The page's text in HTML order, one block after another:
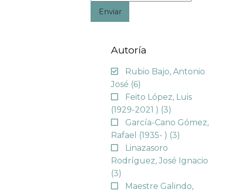
Enviar
Autoría
Rubio Bajo, Antonio
José (6)
Feito López, Luis
(1929-2021 ) (3)
García-Cano Gómez,
Rafael (1935- ) (3)
Linazasoro
Rodríguez, José Ignacio
(3)
Maestre Galindo,